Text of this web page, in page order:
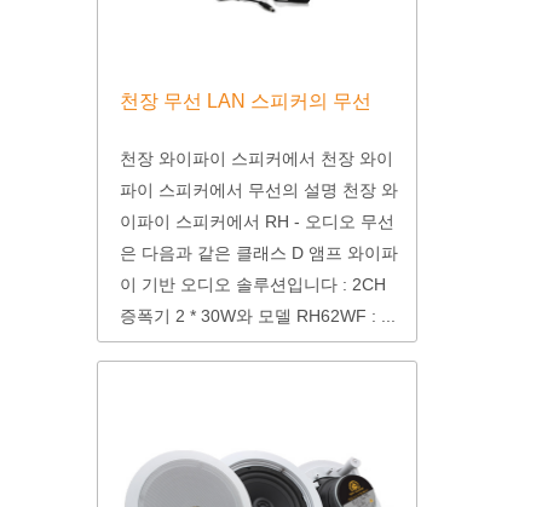
천장 무선 LAN 스피커의 무선
천장 와이파이 스피커에서 천장 와이
파이 스피커에서 무선의 설명 천장 와
이파이 스피커에서 RH - 오디오 무선
은 다음과 같은 클래스 D 앰프 와이파
이 기반 오디오 솔루션입니다 : 2CH
증폭기 2 * 30W와 모델 RH62WF : ...